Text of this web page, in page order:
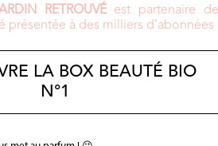
RETROUVÉest partenaire
présentée à des milliers d'abonnées
LA BOX BEAUTÉ BIO
N°1